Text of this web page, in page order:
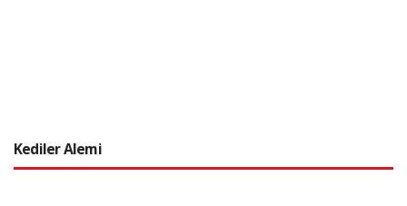
Kediler Alemi